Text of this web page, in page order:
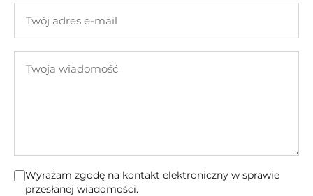
adres
mail
wiadomość
Wyrażam zgodę na kontakt elektroniczny w sprawie
przesłanej wiadomości.